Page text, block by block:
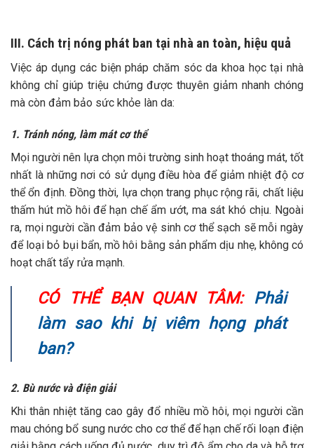
III. Cách trị nóng phát ban tại nhà an toàn, hiệu quả
Việc áp dụng các biện pháp chăm sóc da khoa học tại nhà
không chỉ giúp triệu chứng được thuyên giảm nhanh chóng
mà còn đảm bảo sức khỏe làn da:
1. Tránh nóng, làm mát cơ thể
Mọi người nên lựa chọn môi trường sinh hoạt thoáng mát, tốt
nhất là những nơi có sử dụng điều hòa để giảm nhiệt độ cơ
thể ổn định. Đồng thời, lựa chọn trang phục rộng rãi, chất liệu
thấm hút mồ hôi để hạn chế ẩm ướt, ma sát khó chịu. Ngoài
ra, mọi người cần đảm bảo vệ sinh cơ thể sạch sẽ mỗi ngày
để loại bỏ bụi bẩn, mồ hôi bằng sản phẩm dịu nhẹ, không có
hoạt chất tẩy rửa mạnh.
CÓ THỂ BẠN QUAN TÂM: Phải
làm sao khi bị viêm họng phát
ban?
2. Bù nước và điện giải
Khi thân nhiệt tăng cao gây đổ nhiều mồ hôi, mọi người cần
mau chóng bổ sung nước cho cơ thể để hạn chế rối loạn điện